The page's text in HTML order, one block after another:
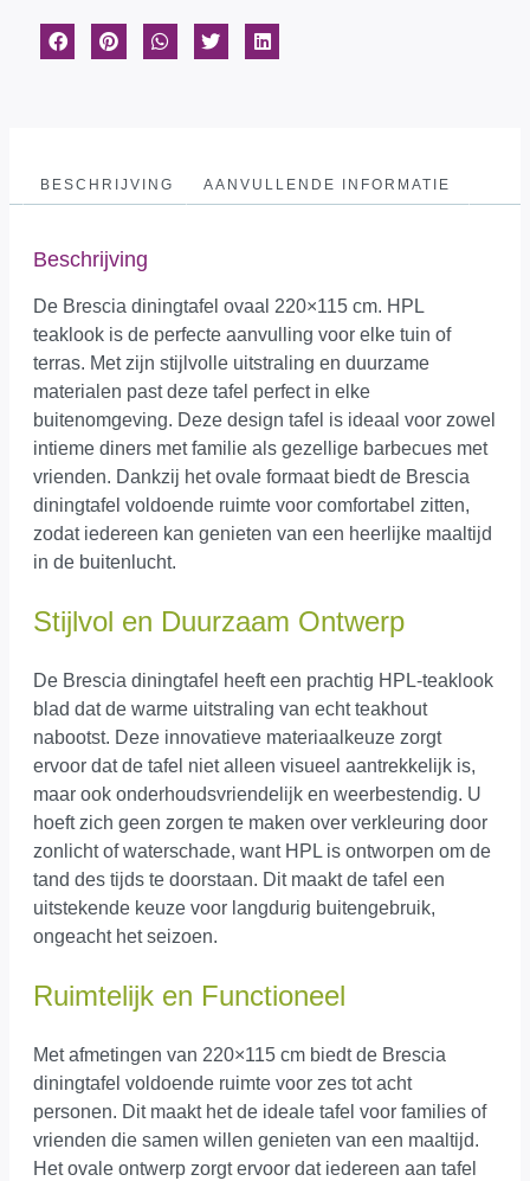
BESCHRIJVING AANVULLENDE INFORMATIE
Beschrijving
De Brescia diningtafel ovaal 220×115 cm. HPL
teaklook is de perfecte aanvulling voor elke tuin of
terras. Met zijn stijlvolle uitstraling en duurzame
materialen past deze tafel perfect in elke
buitenomgeving. Deze design tafel is ideaal voor zowel
intieme diners met familie als gezellige barbecues met
vrienden. Dankzij het ovale formaat biedt de Brescia
diningtafel voldoende ruimte voor comfortabel zitten,
zodat iedereen kan genieten van een heerlijke maaltijd
in de buitenlucht.
Stijlvol en Duurzaam Ontwerp
De Brescia diningtafel heeft een prachtig HPL-teaklook
blad dat de warme uitstraling van echt teakhout
nabootst. Deze innovatieve materiaalkeuze zorgt
ervoor dat de tafel niet alleen visueel aantrekkelijk is,
maar ook onderhoudsvriendelijk en weerbestendig. U
hoeft zich geen zorgen te maken over verkleuring door
zonlicht of waterschade, want HPL is ontworpen om de
tand des tijds te doorstaan. Dit maakt de tafel een
uitstekende keuze voor langdurig buitengebruik,
ongeacht het seizoen.
Ruimtelijk en Functioneel
Met afmetingen van 220×115 cm biedt de Brescia
diningtafel voldoende ruimte voor zes tot acht
personen. Dit maakt het de ideale tafel voor families of
vrienden die samen willen genieten van een maaltijd.
Het ovale ontwerp zorgt ervoor dat iedereen aan tafel